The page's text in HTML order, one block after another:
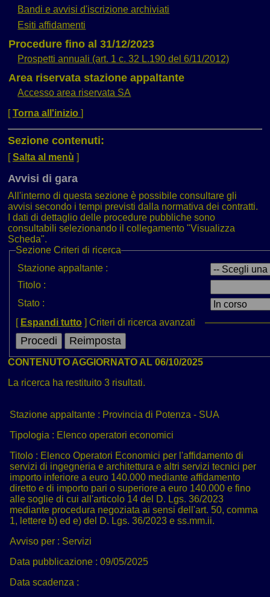
Bandi e avvisi d'iscrizione archiviati
Esiti affidamenti
Procedure fino al 31/12/2023
Prospetti annuali (art. 1 c. 32 L.190 del 6/11/2012)
Area riservata stazione appaltante
Accesso area riservata SA
[Torna all'inizio ]
Sezione contenuti:
[Salta al menù ]
Avvisi di gara
All'interno di questa sezione è possibile consultare gli
avvisi secondo i tempi previsti dalla normativa dei contratti.
I dati di dettaglio delle procedure pubbliche sono
consultabili selezionando il collegamento "Visualizza
Scheda".
Sezione Criteri di ricerca
Stazione appaltante :
Titolo :
Stato :
[ Espandi tutto ] Criteri di ricerca avanzati
CONTENUTO AGGIORNATO AL 06/10/2025
La ricerca ha restituito 3 risultati.
Stazione appaltante : Provincia di Potenza - SUA
Tipologia : Elenco operatori economici
Titolo : Elenco Operatori Economici per l'affidamento di
servizi di ingegneria e architettura e altri servizi tecnici per
importo inferiore a euro 140.000 mediante affidamento
diretto e di importo pari o superiore a euro 140.000 e fino
alle soglie di cui all'articolo 14 del D. Lgs. 36/2023
mediante procedura negoziata ai sensi dell'art. 50, comma
1, lettere b) ed e) del D. Lgs. 36/2023 e ss.mm.ii.
Avviso per : Servizi
Data pubblicazione : 09/05/2025
Data scadenza :